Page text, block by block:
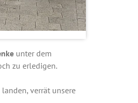
unter dem
zu erledigen.
verrät unsere